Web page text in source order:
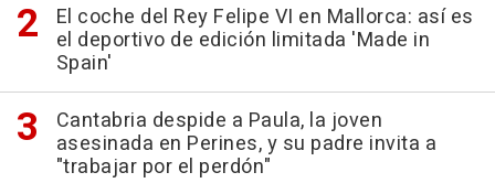
El coche del Rey Felipe VI en Mallorca: así es
el deportivo de edición limitada 'Made in
Spain'
Cantabria despide a Paula, la joven
asesinada en Perines, y su padre invita a
"trabajar por el perdón"